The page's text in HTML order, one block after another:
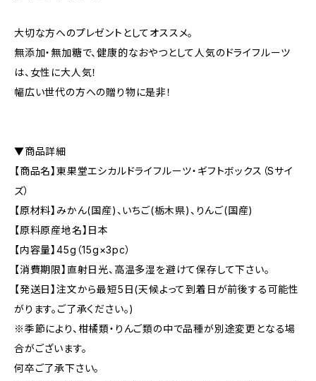
大切な方へのプレゼントとしてオススメ。
無添加・無加糖で、健康的なおやつとして人気のドライフルーツ
は、女性に大人気！
幅広い世代の方への贈り物に是非！
▼商品詳細
【商品名】東果堂エシカルドライフルーツ・ギフトボックス（Sサイ
ズ）
【原材料】みかん(国産)、いちご(栃木県)、りんご(国産)
【原料原産地名】日本
【内容量】45g（15g×3pc）
【消費期限】直射日光、高温多湿を避けて保存して下さい。
【発送日】注文から最短5日(天候よって到着日が前後する可能性
がります。ご了承ください。)
※季節により、柑橘類・りんご類の中で品種が別途変更となる場
合がございます。
何卒ご了承下さい。